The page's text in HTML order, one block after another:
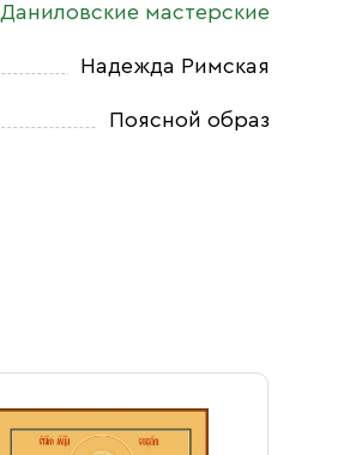
Даниловские мастерские
Надежда Римская
Поясной образ